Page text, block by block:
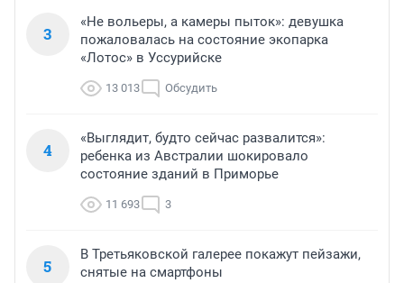
3
«Не вольеры, а камеры пыток»: девушка
пожаловалась на состояние экопарка
«Лотос» в Уссурийске
13 013 Обсудить
4
«Выглядит, будто сейчас развалится»:
ребенка из Австралии шокировало
состояние зданий в Приморье
11 693 3
5
В Третьяковской галерее покажут пейзажи,
снятые на смартфоны